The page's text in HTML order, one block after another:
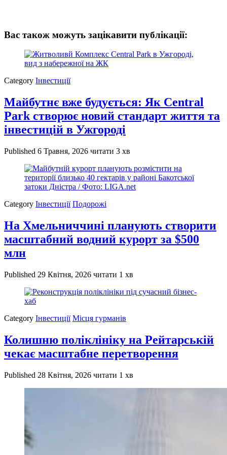
Вас також можуть зацікавити публікації:
Category Інвестиції
Майбутнє вже будується: Як Central
Park створює новий стандарт життя та
інвестицій в Ужгороді
Published 6 Травня, 2026 читати 3 хв
Category Інвестиції Подорожі
На Хмельниччині планують створити
масштабний водний курорт за $500
млн
Published 29 Квітня, 2026 читати 1 хв
Category Інвестиції Місця гурманів
Колишню поліклініку на Рейтарській
чекає масштабне перетворення
Published 28 Квітня, 2026 читати 1 хв